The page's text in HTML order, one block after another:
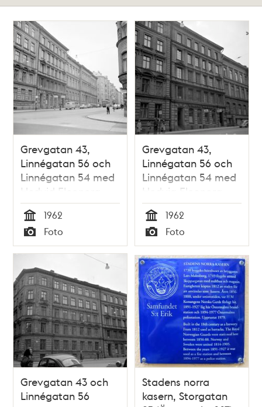
Grevgatan 43,
Linnégatan 56 och
Linnégatan 54 med
Hedvid Eleonora
folkskola
Tid
1962
Typ
Foto
Grevgatan 43,
Linnégatan 56 och
Linnégatan 54 med
Hedvig Eleonora
folkskola
Tid
1962
Typ
Foto
Grevgatan 43 och
Linnégatan 56
Stadens norra
kasern, Storgatan